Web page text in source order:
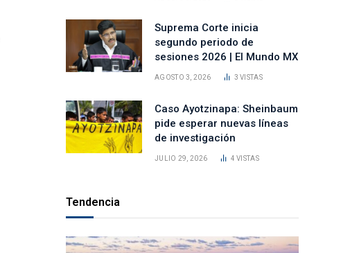
Suprema Corte inicia
segundo periodo de
sesiones 2026 | El Mundo MX
AGOSTO 3, 2026 3VISTAS
Caso Ayotzinapa: Sheinbaum
pide esperar nuevas líneas
de investigación
JULIO 29, 2026 4VISTAS
Tendencia